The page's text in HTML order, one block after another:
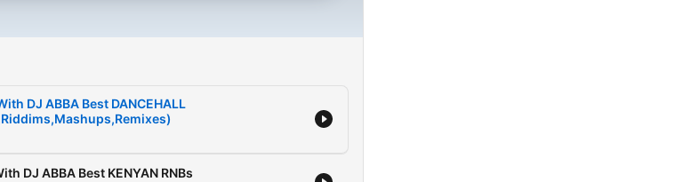
DJ ABBA Best DANCEHALL
DJ ABBA Best KENYAN RNBs